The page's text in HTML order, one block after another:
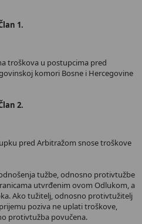
1.
troškova u postupcima pred
komori Bosne i Hercegovine
2.
pred Arbitražom snose troškove
tužbe, odnosno protivtužbe
utvrđenim ovom Odlukom, a
Ako tužitelj, odnosno protivtužitelj
poziva ne uplati troškove,
protivtužba povučena.